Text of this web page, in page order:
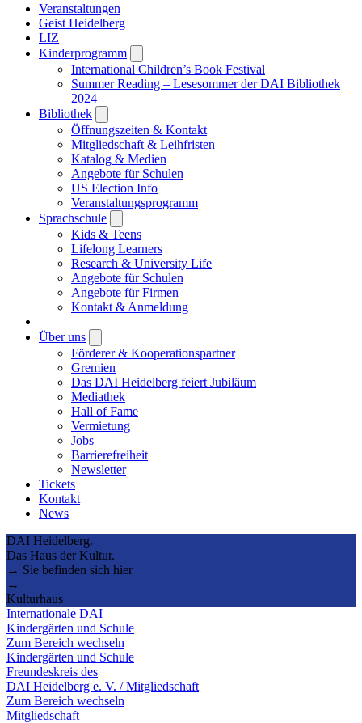
Veranstaltungen
Geist Heidelberg
LIZ
Kinderprogramm
submenu
International Children’s Book Festival
Summer Reading – Lesesommer der DAI Bibliothek
2024
Bibliothek
submenu
Öffnungszeiten & Kontakt
Mitgliedschaft & Leihfristen
Katalog & Medien
Angebote für Schulen
US Election Info
Veranstaltungsprogramm
Sprachschule
submenu
Kids & Teens
Lifelong Learners
Research & University Life
Angebote für Schulen
Angebote für Firmen
Kontakt & Anmeldung
|
Über uns
submenu
Förderer & Kooperationspartner
Gremien
Das DAI Heidelberg feiert Jubiläum
Mediathek
Hall of Fame
Vermietung
Jobs
Barrierefreiheit
Newsletter
Tickets
Kontakt
News
DAI Heidelberg.
Das Haus der Kultur.
→ Sie befinden sich hier
→
Kulturhaus
Internationale DAI
Kindergärten und Schule
Zum Bereich wechseln
Kindergärten und Schule
Freundeskreis des
DAI Heidelberg e. V. / Mitgliedschaft
Zum Bereich wechseln
Mitgliedschaft